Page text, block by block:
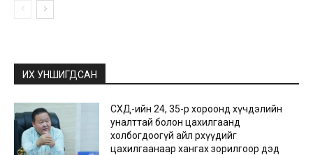
ИХ УНШИГДСАН
СХД-ийн 24, 35-р хороонд хүчдэлийн
уналттай болон цахилгаанд
холбогдоогүй айл өрхүүдийг
цахилгаанаар хангах зорилгоор дэд